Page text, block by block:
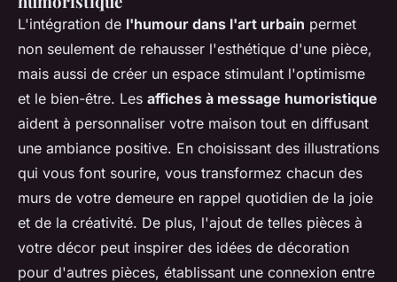
L'intégration de l'humour dans l'art urbain permet
non seulement de rehausser l'esthétique d'une pièce,
mais aussi de créer un espace stimulant l'optimisme
et le bien-être. Les affiches à message humoristique
aident à personnaliser votre maison tout en diffusant
une ambiance positive. En choisissant des illustrations
qui vous font sourire, vous transformez chacun des
murs de votre demeure en rappel quotidien de la joie
et de la créativité. De plus, l'ajout de telles pièces à
votre décor peut inspirer des idées de décoration
pour d'autres pièces, établissant une connexion entre